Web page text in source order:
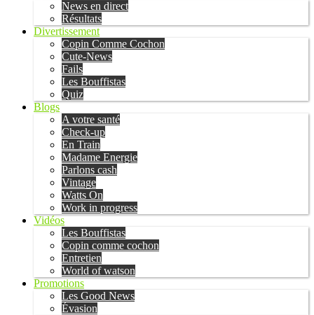
News en direct
Résultats
Divertissement
Copin Comme Cochon
Cute-News
Fails
Les Bouffistas
Quiz
Blogs
A votre santé
Check-up
En Train
Madame Energie
Parlons cash
Vintage
Watts On
Work in progress
Vidéos
Les Bouffistas
Copin comme cochon
Entretien
World of watson
Promotions
Les Good News
Évasion